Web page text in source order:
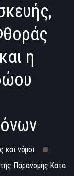
η
και νόμοι
Παράνομης Κατα